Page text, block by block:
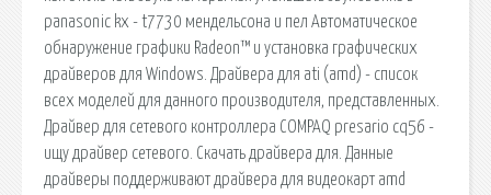
panasonic kx - t7730 мендельсона и пел Автоматическое
обнаружение графики Radeon™ и установка графических
драйверов для Windows. Драйвера для ati (amd) - список
всех моделей для данного производителя, представленных.
Драйвер для сетевого контроллера COMPAQ presario cq56 -
ищу драйвер сетевого. Скачать драйвера для. Данные
драйверы поддерживают драйвера для видеокарт amd